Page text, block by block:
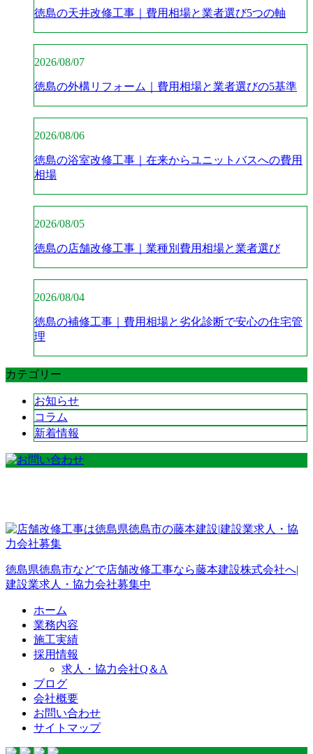
徳島の天井改修工事｜費用相場と業者選び5つの軸
2026/08/07
徳島の外構リフォーム｜費用相場と業者選びの5基準
2026/08/06
徳島の浴室改修工事｜在来からユニットバスへの費用
相場
2026/08/05
徳島の店舗改修工事｜業種別費用相場と業者選び
2026/08/04
徳島の補修工事｜費用相場と劣化診断で安心の住宅管
理
カテゴリー
お知らせ
コラム
新着情報
徳島県徳島市などで店舗改修工事なら藤本建設株式会社へ|
建設業求人・協力会社募集中
ホーム
業務内容
施工実績
採用情報
求人・協力会社Q＆A
ブログ
会社概要
お問い合わせ
サイトマップ